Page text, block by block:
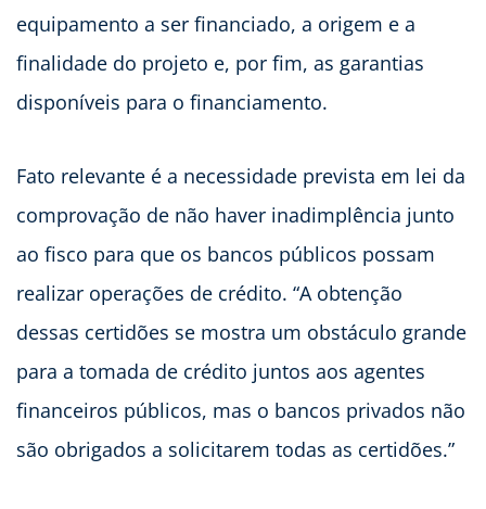
equipamento a ser financiado, a origem e a
finalidade do projeto e, por fim, as garantias
disponíveis para o financiamento.
Fato relevante é a necessidade prevista em lei da
comprovação de não haver inadimplência junto
ao fisco para que os bancos públicos possam
realizar operações de crédito. “A obtenção
dessas certidões se mostra um obstáculo grande
para a tomada de crédito juntos aos agentes
financeiros públicos, mas o bancos privados não
são obrigados a solicitarem todas as certidões.”